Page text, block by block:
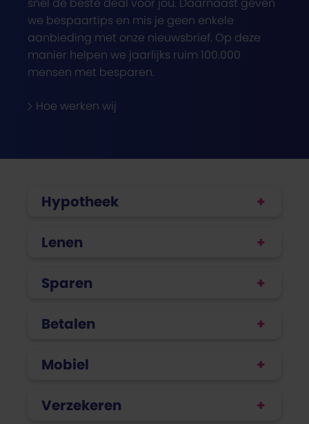
snel de beste deal voor jou. Daarnaast geven
we bespaartips en mis je geen enkele
aanbieding met onze nieuwsbrief. Op deze
manier helpen we jaarlijks ruim 100.000
mensen met besparen.
Hoe werken wij
Hypotheek
Lenen
Sparen
Betalen
Mobiel
Verzekeren